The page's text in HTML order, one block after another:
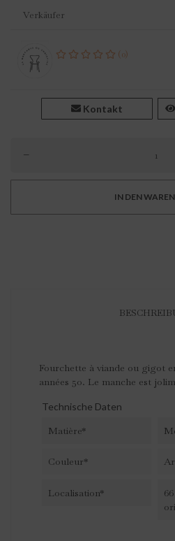
Verkäufer
(0)
Kontakt
–
IN DEN
Fourchette à viande ou gigot
années 50. Le manche est
Technische Daten
Matière*
Couleur*
Localisation*